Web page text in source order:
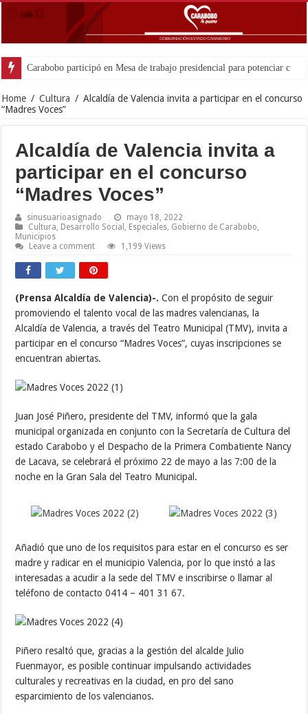
Home / Cultura / Alcaldía de Valencia invita a participar en el concurso
“Madres Voces”
Alcaldía de Valencia invita a
participar en el concurso
“Madres Voces”
sinusuarioasignado
mayo 18, 2022
Cultura Desarrollo Social Especiales Gobierno de Carabobo
Municipios
Leave a comment
1,199 Views
(Prensa Alcaldía de Valencia)-.Con el propósito de seguir
promoviendo el talento vocal de las madres valencianas, la
Alcaldía de Valencia, a través del Teatro Municipal (TMV), invita a
participar en el concurso “Madres Voces”, cuyas inscripciones se
encuentran abiertas.
Juan José Piñero, presidente del TMV, informó que la gala
municipal organizada en conjunto con la Secretaría de Cultura del
estado Carabobo y el Despacho de la Primera Combatiente Nancy
de Lacava, se celebrará el próximo 22 de mayo a las 7:00 de la
noche en la Gran Sala del Teatro Municipal.
Añadió que uno de los requisitos para estar en el concurso es ser
madre y radicar en el municipio Valencia, por lo que instó a las
interesadas a acudir a la sede del TMV e inscribirse o llamar al
teléfono de contacto 0414 – 401 31 67.
Piñero resaltó que, gracias a la gestión del alcalde Julio
Fuenmayor, es posible continuar impulsando actividades
culturales y recreativas en la ciudad, en pro del sano
esparcimiento de los valencianos.